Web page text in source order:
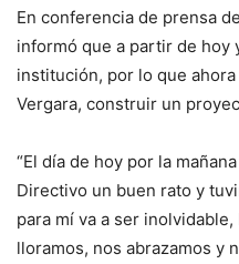
En conferencia de prensa
informó que a partir de hoy
institución, por lo que
Vergara, construir un
“El día de hoy por la
Directivo un buen rato y
para mí va a ser
lloramos, nos abrazamos y